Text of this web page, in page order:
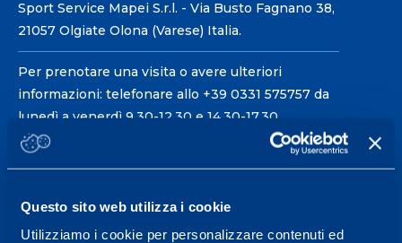
Questo sito web utilizza i cookie
Utilizziamo i cookie per personalizzare contenuti ed
Sport Service Mapei S.r.l. - Via Busto Fagnano 38,
21057 Olgiate Olona (Varese) Italia.
Per prenotare una visita o avere ulteriori
informazioni: telefonare allo +39 0331 575757 da
lunedì a venerdì 9.30-12.30 e 14.30-17.30.
ORARI DI APERTURA RECEPTION
08.30 - 18.30